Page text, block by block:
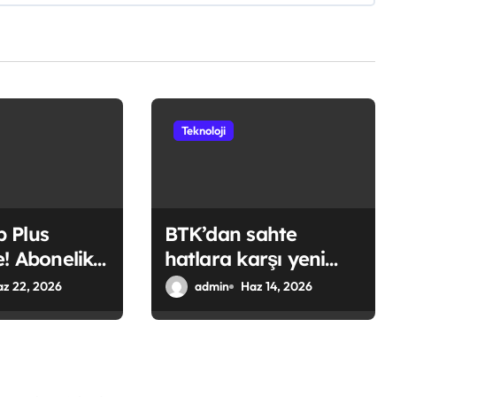
Plus
Abonelik
oldu
22, 2026
Teknoloji
BTK’dan sahte
hatlara karşı yeni
düzenleme
admin Haz 14, 2026